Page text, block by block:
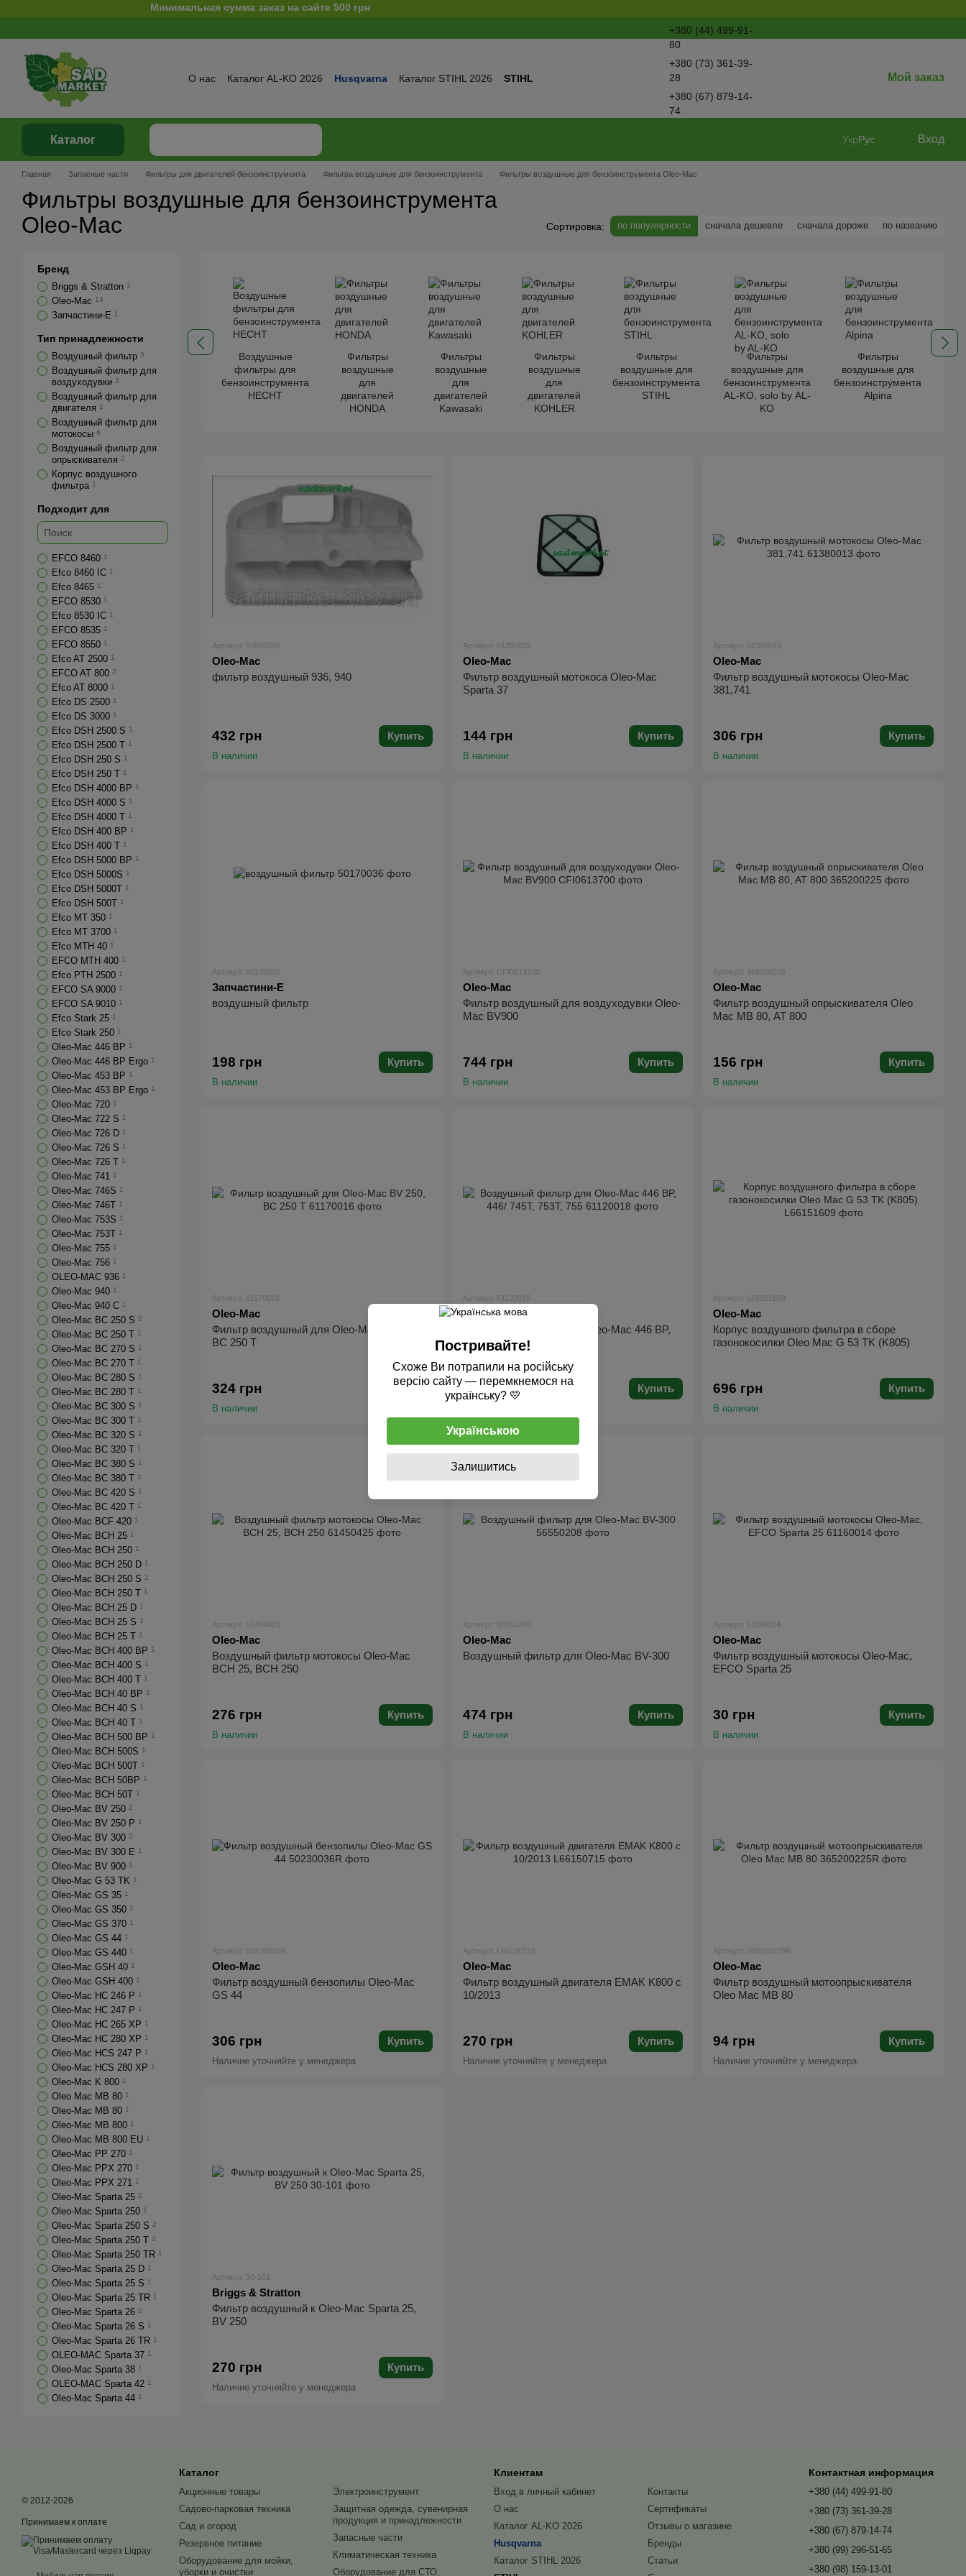
Перейти к основному контентуМинимальная сумма заказ на сайте 500 грн
О нас Каталог AL-KO 2026 Husqvarna Каталог STIHL 2026
STIHL
Политика конфиденциальности
+380 (44) 499-91-
80
+380 (73) 361-39-
28
+380 (67) 879-14-
74
Мой заказ
Каталог УкрРус Вход
Главная Запасные части Фильтры для двигателей бензоинструмента Фильтра воздушные для бензоинструмента Фильтры воздушные для бензоинструмента Oleo-Mac
Фильтры воздушные для бензоинструмента
Oleo-Mac
Сортировка: по популярности сначала дешевле сначала дороже по названию
Воздушные
фильтры для
бензоинструмента
HECHT
Фильтры
воздушные
для
двигателей
HONDA
Фильтры
воздушные
для
двигателей
Kawasaki
Фильтры
воздушные
для
двигателей
KOHLER
Фильтры
воздушные для
бензоинструмента
STIHL
Фильтры
воздушные для
бензоинструмента
AL-KO, solo by AL-
KO
Фильтры
воздушные для
бензоинструмента
Alpina
Артикул: 50050036
Oleo-Mac
фильтр воздушный 936, 940
432 грн Купить
В наличии
Артикул: 61200025
Oleo-Mac
Фильтр воздушный мотокоса Oleo-Mac
Sparta 37
144 грн Купить
В наличии
Артикул: 61380013
Oleo-Mac
Фильтр воздушный мотокосы Oleo-Mac
381,741
306 грн Купить
В наличии
Артикул: 50170036
Запчастини-E
воздушный фильтр
198 грн Купить
В наличии
Артикул: CFI0613700
Oleo-Mac
Фильтр воздушный для воздуходувки Oleo-
Mac BV900
744 грн Купить
В наличии
Артикул: 365200225
Oleo-Mac
Фильтр воздушный опрыскивателя Oleo
Mac MB 80, AT 800
156 грн Купить
В наличии
Артикул: 61170016
Oleo-Mac
Фильтр воздушный для Oleo-Mac BV 250,
BC 250 T
324 грн Купить
В наличии
Артикул: 61120018
Oleo-Mac
Воздушный фильтр для Oleo-Mac 446 BP,
446/ 745T, 753T, 755
324 грн Купить
Артикул: L66151609
Oleo-Mac
Корпус воздушного фильтра в сборе
газонокосилки Oleo Mac G 53 TK (K805)
696 грн Купить
В наличии
Артикул: 61450425
Oleo-Mac
Воздушный фильтр мотокосы Oleo-Mac
BCH 25, BCH 250
276 грн Купить
В наличии
Артикул: 56550208
Oleo-Mac
Воздушный фильтр для Oleo-Mac BV-300
474 грн Купить
В наличии
Артикул: 61160014
Oleo-Mac
Фильтр воздушный мотокосы Oleo-Mac,
EFCO Sparta 25
30 грн Купить
В наличии
Артикул: 50230036R
Oleo-Mac
Фильтр воздушный бензопилы Oleo-Mac
GS 44
306 грн Купить
Наличие уточняйте у менеджера
Артикул: L66150715
Oleo-Mac
Фильтр воздушный двигателя EMAK K800 с
10/2013
270 грн Купить
Наличие уточняйте у менеджера
Артикул: 365200225R
Oleo-Mac
Фильтр воздушный мотоопрыскивателя
Oleo Mac MB 80
94 грн Купить
Наличие уточняйте у менеджера
Артикул: 30-101
Briggs & Stratton
Фильтр воздушный к Oleo-Mac Sparta 25,
BV 250
270 грн Купить
Наличие уточняйте у менеджера
Бренд
Briggs & Stratton 1
Oleo-Mac 14
Запчастини-E 1
Тип принадлежности
Воздушный фильтр 3
Воздушный фильтр для
воздуходувки 3
Воздушный фильтр для
двигателя 1
Воздушный фильтр для
мотокосы 6
Воздушный фильтр для
опрыскивателя 2
Корпус воздушного
фильтра 1
Подходит для
EFCO 8460 1
Efco 8460 IC 1
Efco 8465 1
EFCO 8530 1
Efco 8530 IC 1
EFCO 8535 1
EFCO 8550 1
Efco AT 2500 1
EFCO AT 800 2
Efco AT 8000 1
Efco DS 2500 1
Efco DS 3000 1
Efco DSH 2500 S 1
Efco DSH 2500 T 1
Efco DSH 250 S 1
Efco DSH 250 T 1
Efco DSH 4000 BP 1
Efco DSH 4000 S 1
Efco DSH 4000 T 1
Efco DSH 400 BP 1
Efco DSH 400 T 1
Efco DSH 5000 BP 1
Efco DSH 5000S 1
Efco DSH 5000T 1
Efco DSH 500T 1
Efco MT 350 1
Efco MT 3700 1
Efco MTH 40 1
EFCO MTH 400 1
Efco PTH 2500 1
EFCO SA 9000 1
EFCO SA 9010 1
Efco Stark 25 1
Efco Stark 250 1
Oleo-Mac 446 BP 1
Oleo-Mac 446 BP Ergo 1
Oleo-Mac 453 BP 1
Oleo-Mac 453 BP Ergo 1
Oleo-Mac 720 1
Oleo-Mac 722 S 1
Oleo-Mac 726 D 1
Oleo-Mac 726 S 1
Oleo-Mac 726 T 1
Oleo-Mac 741 1
Oleo-Mac 746S 1
Oleo-Mac 746T 1
Oleo-Mac 753S 1
Oleo-Mac 753T 1
Oleo-Mac 755 1
Oleo-Mac 756 1
OLEO-MAC 936 1
Oleo-Mac 940 1
Oleo-Mac 940 C 1
Oleo-Mac BC 250 S 2
Oleo-Mac BC 250 T 1
Oleo-Mac BC 270 S 1
Oleo-Mac BC 270 T 1
Oleo-Mac BC 280 S 1
Oleo-Mac BC 280 T 1
Oleo-Mac BC 300 S 1
Oleo-Mac BC 300 T 1
Oleo-Mac BC 320 S 1
Oleo-Mac BC 320 T 1
Oleo-Mac BC 380 S 1
Oleo-Mac BC 380 T 1
Oleo-Mac BC 420 S 1
Oleo-Mac BC 420 T 1
Oleo-Mac BCF 420 1
Oleo-Mac BCH 25 1
Oleo-Mac BCH 250 1
Oleo-Mac BCH 250 D 1
Oleo-Mac BCH 250 S 1
Oleo-Mac BCH 250 T 1
Oleo-Mac BCH 25 D 1
Oleo-Mac BCH 25 S 1
Oleo-Mac BCH 25 T 1
Oleo-Mac BCH 400 BP 1
Oleo-Mac BCH 400 S 1
Oleo-Mac BCH 400 T 1
Oleo-Mac BCH 40 BP 1
Oleo-Mac BCH 40 S 1
Oleo-Mac BCH 40 T 1
Oleo-Mac BCH 500 BP 1
Oleo-Mac BCH 500S 1
Oleo-Mac BCH 500T 1
Oleo-Mac BCH 50BP 1
Oleo-Mac BCH 50T 1
Oleo-Mac BV 250 2
Oleo-Mac BV 250 P 1
Oleo-Mac BV 300 2
Oleo-Mac BV 300 E 1
Oleo-Mac BV 900 1
Oleo-Mac G 53 TK 1
Oleo-Mac GS 35 1
Oleo-Mac GS 350 1
Oleo-Mac GS 370 1
Oleo-Mac GS 44 1
Oleo-Mac GS 440 1
Oleo-Mac GSH 40 1
Oleo-Mac GSH 400 1
Oleo-Mac HC 246 P 1
Oleo-Mac HC 247 P 1
Oleo-Mac HC 265 XP 1
Oleo-Mac HC 280 XP 1
Oleo-Mac HCS 247 P 1
Oleo-Mac HCS 280 XP 1
Oleo-Mac K 800 1
Oleo Mac MB 80 1
Oleo-Mac MB 80 1
Oleo-Mac MB 800 1
Oleo-Mac MB 800 EU 1
Oleo-Mac PP 270 1
Oleo-Mac PPX 270 1
Oleo-Mac PPX 271 1
Oleo-Mac Sparta 25 2
Oleo-Mac Sparta 250 1
Oleo-Mac Sparta 250 S 2
Oleo-Mac Sparta 250 T 2
Oleo-Mac Sparta 250 TR 1
Oleo-Mac Sparta 25 D 1
Oleo-Mac Sparta 25 S 1
Oleo-Mac Sparta 25 TR 1
Oleo-Mac Sparta 26 2
Oleo-Mac Sparta 26 S 1
Oleo-Mac Sparta 26 TR 1
OLEO-MAC Sparta 37 1
Oleo-Mac Sparta 38 1
OLEO-MAC Sparta 42 1
Oleo-Mac Sparta 44 1
© 2012-2026
Принимаем к оплате
Каталог
Акционные товары
Садово-парковая техника
Сад и огород
Резервное питание
Оборудование для мойки,
уборки и очистки
Электроинструмент
Защитная одежда, сувенирная
продукция и принадлежности
Запасные части
Климатическая техника
Оборудование для СТО,
Клиентам
Вход в личный кабинет
О нас
Каталог AL-KO 2026
Husqvarna
Каталог STIHL 2026
Контакты
Сертификаты
Отзывы о магазине
Бренды
Статьи
Контактная информация
+380 (44) 499-91-80
+380 (73) 361-39-28
+380 (67) 879-14-74
+380 (99) 296-51-65
+380 (98) 159-13-01
Постривайте!
Схоже Ви потрапили на російську
версію сайту — перемкнемося на
українську? 💛
Українською
Залишитись